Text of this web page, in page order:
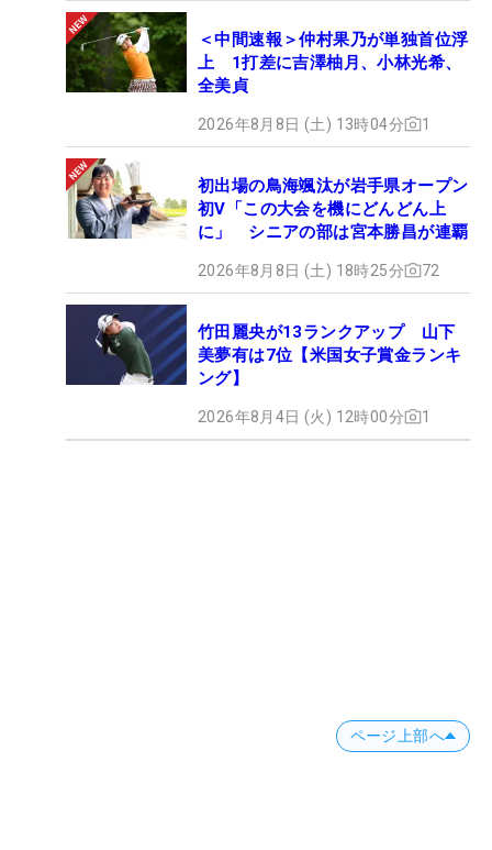
＜中間速報＞仲村果乃が単独首位浮
上 1打差に吉澤柚月、小林光希、
全美貞
2026年8月8日 (土) 13時04分 1
初出場の鳥海颯汰が岩手県オープン
初V「この大会を機にどんどん上
に」 シニアの部は宮本勝昌が連覇
2026年8月8日 (土) 18時25分 72
竹田麗央が13ランクアップ 山下
美夢有は7位【米国女子賞金ランキ
ング】
2026年8月4日 (火) 12時00分 1
ページ上部へ